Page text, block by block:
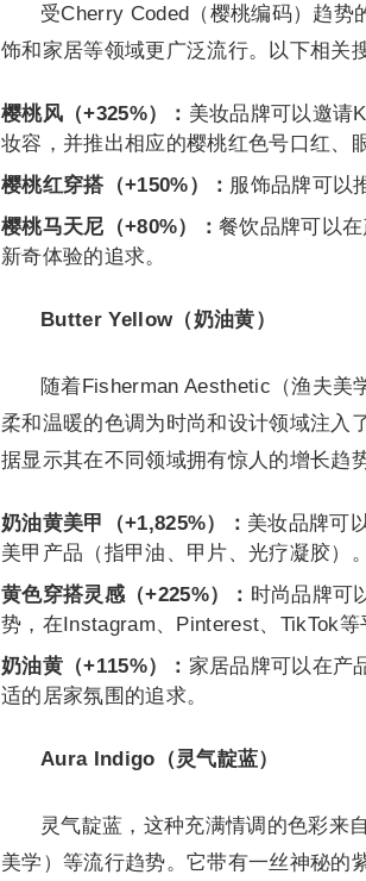
受Cherry Coded（樱桃编码）趋势
饰和家居等领域更广泛流行。以下相关
樱桃风（+325%）： 美妆品牌可以邀请
妆容，并推出相应的樱桃红色号口红、
樱桃红穿搭（+150%）： 服饰品牌可以
樱桃马天尼（+80%）： 餐饮品牌可以
新奇体验的追求。
Butter Yellow（奶油黄）
随着Fisherman Aesthetic（渔夫美
柔和温暖的色调为时尚和设计领域注入
据显示其在不同领域拥有惊人的增长趋
奶油黄美甲（+1,825%）： 美妆品牌可
美甲产品（指甲油、甲片、光疗凝胶）。
黄色穿搭灵感（+225%）： 时尚品牌可
势，在Instagram、Pinterest、TikTok等
奶油黄（+115%）： 家居品牌可以在产
适的居家氛围的追求。
Aura Indigo（灵气靛蓝）
灵气靛蓝，这种充满情调的色彩来
美学）等流行趋势。它带有一丝神秘的